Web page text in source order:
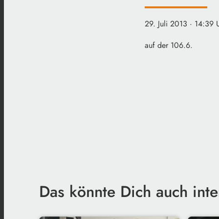
29. Juli 2013 · 14:39
auf der 106.6.
Das könnte Dich auch